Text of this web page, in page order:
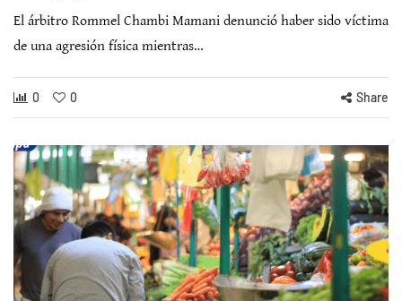
El árbitro Rommel Chambi Mamani denunció haber sido víctima
de una agresión física mientras…
0 0 Share